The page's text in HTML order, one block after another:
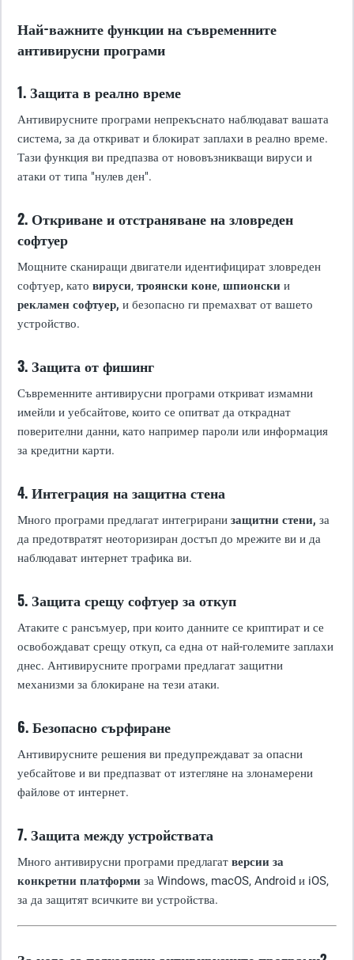
Най-важните функции на съвременните
антивирусни програми
1. Защита в реално време
Антивирусните програми непрекъснато наблюдават вашата
система, за да откриват и блокират заплахи в реално време.
Тази функция ви предпазва от нововъзникващи вируси и
атаки от типа "нулев ден".
2. Откриване и отстраняване на зловреден
софтуер
Мощните сканиращи двигатели идентифицират зловреден
софтуер, като вируси, троянски коне, шпионски и
рекламен софтуер, и безопасно ги премахват от вашето
устройство.
3. Защита от фишинг
Съвременните антивирусни програми откриват измамни
имейли и уебсайтове, които се опитват да откраднат
поверителни данни, като например пароли или информация
за кредитни карти.
4. Интеграция на защитна стена
Много програми предлагат интегрирани защитни стени, за
да предотвратят неоторизиран достъп до мрежите ви и да
наблюдават интернет трафика ви.
5. Защита срещу софтуер за откуп
Атаките с рансъмуер, при които данните се криптират и се
освобождават срещу откуп, са една от най-големите заплахи
днес. Антивирусните програми предлагат защитни
механизми за блокиране на тези атаки.
6. Безопасно сърфиране
Антивирусните решения ви предупреждават за опасни
уебсайтове и ви предпазват от изтегляне на злонамерени
файлове от интернет.
7. Защита между устройствата
Много антивирусни програми предлагат версии за
конкретни платформи за Windows, macOS, Android и iOS,
за да защитят всичките ви устройства.